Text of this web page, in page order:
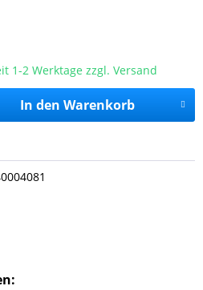
1-2 Werktage zzgl. Versand
In den Warenkorb